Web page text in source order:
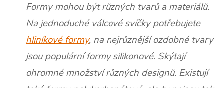
Formy mohou být různých tvarů a materiálů.
Na jednoduché válcové svíčky potřebujete
hliníkové formy, na nejrůznější ozdobné tvary
jsou populární formy silikonové. Skýtají
ohromné množství různých designů. Existují